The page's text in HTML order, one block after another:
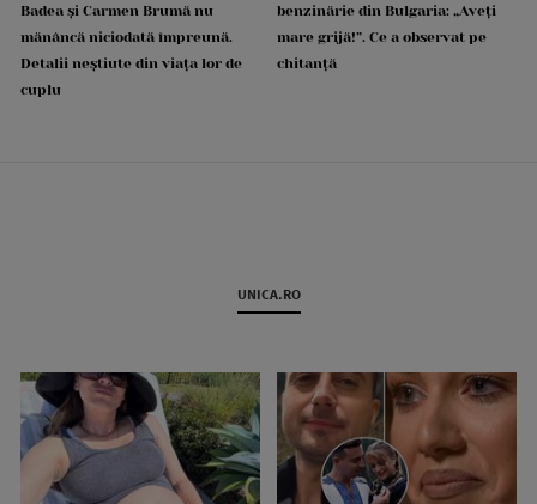
Badea și Carmen Brumă nu
mănâncă niciodată împreună.
Detalii neștiute din viața lor de
cuplu
benzinărie din Bulgaria: „Aveți
mare grijă!”. Ce a observat pe
chitanță
UNICA.RO